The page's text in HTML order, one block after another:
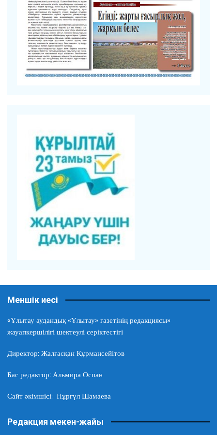
Меншік иесі
«Ұлытау аудандық «Ұлытау» газетінің редакциясы»
жауапкершілігі шектеулі серіктестігі
Директор: Жалғасқан Құрмансейітов
Бас редактор: Альмира Оспан
Сайт әкімшісі: Нұргүл Шамаева
Редакция мекен-жайы